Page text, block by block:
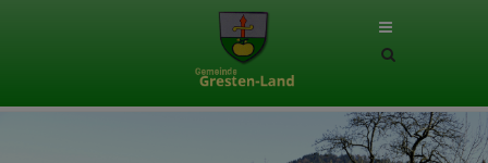
Site